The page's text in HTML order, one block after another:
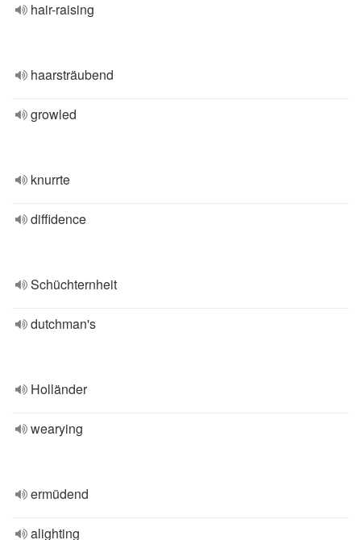
hair-raising
haarsträubend
growled
knurrte
diffidence
Schüchternheit
dutchman's
Holländer
wearying
ermüdend
alighting